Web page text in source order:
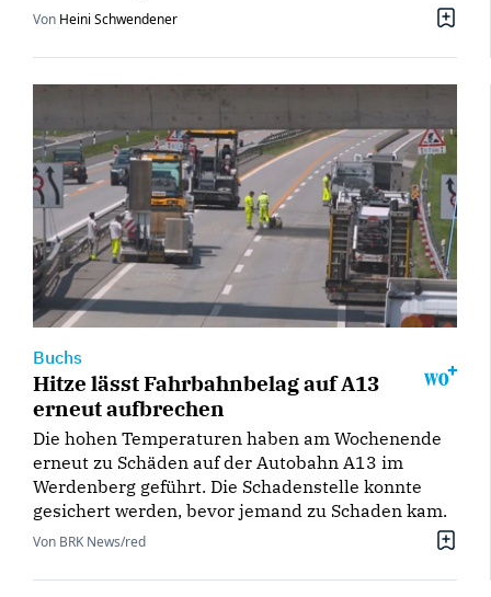
Von Heini Schwendener
Buchs
Hitze lässt Fahrbahnbelag auf A13
erneut aufbrechen
Die hohen Temperaturen haben am Wochenende
erneut zu Schäden auf der Autobahn A13 im
Werdenberg geführt. Die Schadenstelle konnte
gesichert werden, bevor jemand zu Schaden kam.
Von BRK News/red